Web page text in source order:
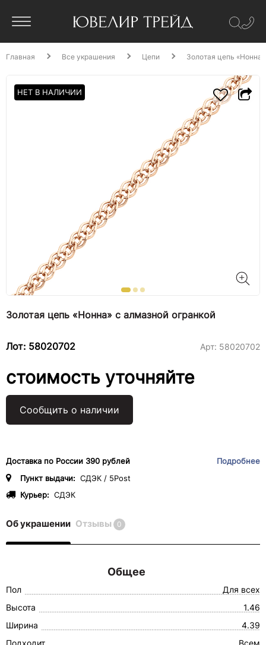
Главная Все украшения Цепи Золотая цепь
НЕТ В НАЛИЧИИ
Золотая цепь «Нонна» с алмазной огранкой
Лот: 58020702 Арт: 58020702
стоимость уточняйте
Сообщить о наличии
Доставка по России 390 рублей
Подробнее
Пункт выдачи: СДЭК / 5Post
Курьер: СДЭК
Об украшении Отзывы 0
Общее
Пол
Для всех
Высота
1.46
Ширина
4.39
Подходит
Всем